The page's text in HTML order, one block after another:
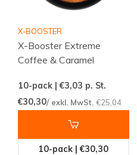
X-BOOSTER
X-Booster Extreme
Coffee & Caramel
10-pack | €3,03 p. St.
€30,30/ exkl. MwSt. €25,04
10-pack | €30,30